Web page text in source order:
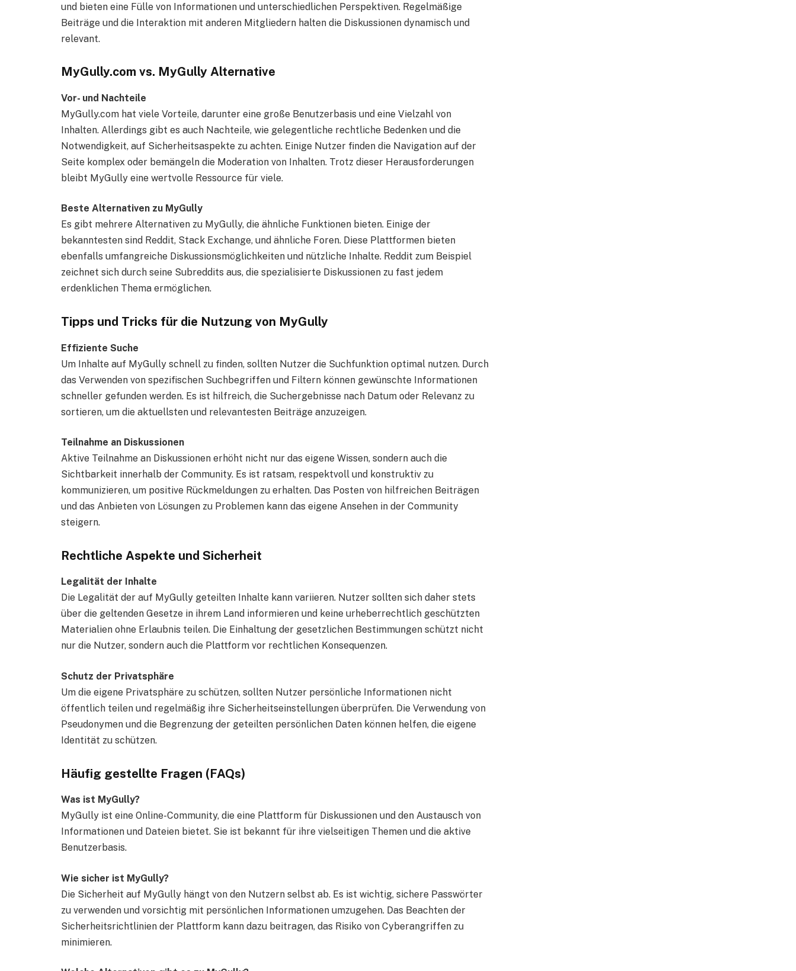
und bieten eine Fülle von Informationen und unterschiedlichen Perspektiven. Regelmäßige
Beiträge und die Interaktion mit anderen Mitgliedern halten die Diskussionen dynamisch und
relevant.
MyGully.com vs. MyGully Alternative
Vor- und Nachteile
MyGully.com hat viele Vorteile, darunter eine große Benutzerbasis und eine Vielzahl von
Inhalten. Allerdings gibt es auch Nachteile, wie gelegentliche rechtliche Bedenken und die
Notwendigkeit, auf Sicherheitsaspekte zu achten. Einige Nutzer finden die Navigation auf der
Seite komplex oder bemängeln die Moderation von Inhalten. Trotz dieser Herausforderungen
bleibt MyGully eine wertvolle Ressource für viele.
Beste Alternativen zu MyGully
Es gibt mehrere Alternativen zu MyGully, die ähnliche Funktionen bieten. Einige der
bekanntesten sind Reddit, Stack Exchange, und ähnliche Foren. Diese Plattformen bieten
ebenfalls umfangreiche Diskussionsmöglichkeiten und nützliche Inhalte. Reddit zum Beispiel
zeichnet sich durch seine Subreddits aus, die spezialisierte Diskussionen zu fast jedem
erdenklichen Thema ermöglichen.
Tipps und Tricks für die Nutzung von MyGully
Effiziente Suche
Um Inhalte auf MyGully schnell zu finden, sollten Nutzer die Suchfunktion optimal nutzen. Durch
das Verwenden von spezifischen Suchbegriffen und Filtern können gewünschte Informationen
schneller gefunden werden. Es ist hilfreich, die Suchergebnisse nach Datum oder Relevanz zu
sortieren, um die aktuellsten und relevantesten Beiträge anzuzeigen.
Teilnahme an Diskussionen
Aktive Teilnahme an Diskussionen erhöht nicht nur das eigene Wissen, sondern auch die
Sichtbarkeit innerhalb der Community. Es ist ratsam, respektvoll und konstruktiv zu
kommunizieren, um positive Rückmeldungen zu erhalten. Das Posten von hilfreichen Beiträgen
und das Anbieten von Lösungen zu Problemen kann das eigene Ansehen in der Community
steigern.
Rechtliche Aspekte und Sicherheit
Legalität der Inhalte
Die Legalität der auf MyGully geteilten Inhalte kann variieren. Nutzer sollten sich daher stets
über die geltenden Gesetze in ihrem Land informieren und keine urheberrechtlich geschützten
Materialien ohne Erlaubnis teilen. Die Einhaltung der gesetzlichen Bestimmungen schützt nicht
nur die Nutzer, sondern auch die Plattform vor rechtlichen Konsequenzen.
Schutz der Privatsphäre
Um die eigene Privatsphäre zu schützen, sollten Nutzer persönliche Informationen nicht
öffentlich teilen und regelmäßig ihre Sicherheitseinstellungen überprüfen. Die Verwendung von
Pseudonymen und die Begrenzung der geteilten persönlichen Daten können helfen, die eigene
Identität zu schützen.
Häufig gestellte Fragen (FAQs)
Was ist MyGully?
MyGully ist eine Online-Community, die eine Plattform für Diskussionen und den Austausch von
Informationen und Dateien bietet. Sie ist bekannt für ihre vielseitigen Themen und die aktive
Benutzerbasis.
Wie sicher ist MyGully?
Die Sicherheit auf MyGully hängt von den Nutzern selbst ab. Es ist wichtig, sichere Passwörter
zu verwenden und vorsichtig mit persönlichen Informationen umzugehen. Das Beachten der
Sicherheitsrichtlinien der Plattform kann dazu beitragen, das Risiko von Cyberangriffen zu
minimieren.